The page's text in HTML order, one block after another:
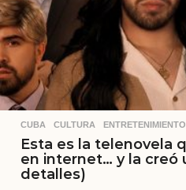
CUBA ,CULTURA ,ENTRETENIMIENTO
Esta es la telenovela
en internet… y la creó
detalles)